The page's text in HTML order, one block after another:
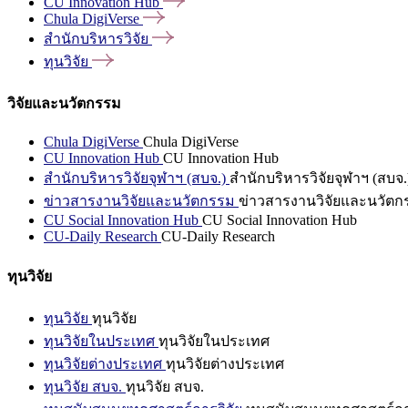
Chula DigiVerse
สำนักบริหารวิจัย
ทุนวิจัย
วิจัยและนวัตกรรม
Chula DigiVerse Chula DigiVerse
CU Innovation Hub CU Innovation Hub
สำนักบริหารวิจัยจุฬาฯ (สบจ.) สำนักบริหารวิจัยจุฬาฯ (สบจ
ข่าวสารงานวิจัยและนวัตกรรม ข่าวสารงานวิจัยและนวัตก
CU Social Innovation Hub CU Social Innovation Hub
CU-Daily Research CU-Daily Research
ทุนวิจัย
ทุนวิจัย ทุนวิจัย
ทุนวิจัยในประเทศ ทุนวิจัยในประเทศ
ทุนวิจัยต่างประเทศ ทุนวิจัยต่างประเทศ
ทุนวิจัย สบจ. ทุนวิจัย สบจ.